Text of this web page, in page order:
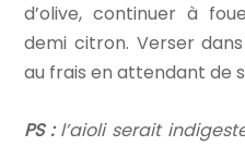
d’olive, continuer à
demi citron. Verser
au frais en attendant de
PS :l’aioli serait